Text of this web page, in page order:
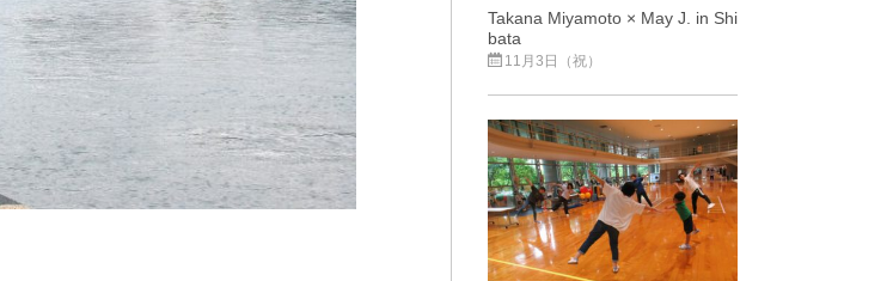
Takana Miyamoto × May J. in Shi
bata
11月3日（祝）